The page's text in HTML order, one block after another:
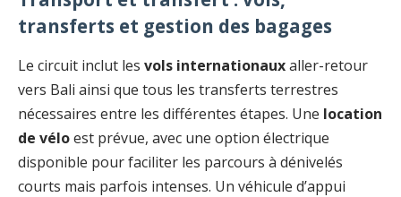
transferts et gestion des bagages
Le circuit inclut les vols internationauxaller-retour
vers Bali ainsi que tous les transferts terrestres
nécessaires entre les différentes étapes. Une location
de véloest prévue, avec une option électrique
disponible pour faciliter les parcours à dénivelés
courts mais parfois intenses. Un véhicule d’appui